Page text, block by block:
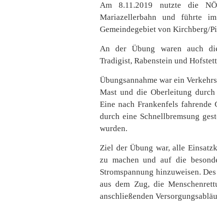
Am 8.11.2019 nutzte die
Mariazellerbahn und führte
Gemeindegebiet von Kirchberg/
An der Übung waren auch
Tradigist, Rabenstein und
Übungsannahme war ein
Mast und die Oberleitung
Eine nach Frankenfels
durch eine Schnellbremsung
wurden.
Ziel der Übung war, alle
zu machen und auf die
Stromspannung hinzuweisen.
aus dem Zug, die
anschließenden